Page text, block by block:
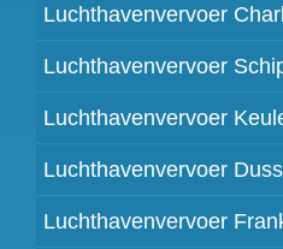
Luchthavenvervoer
Luchthavenvervoer
Luchthavenvervoer
Luchthavenvervoer
Luchthavenvervoer